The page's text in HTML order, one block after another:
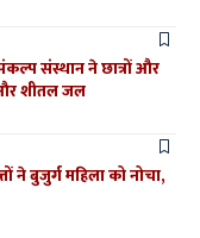
संस्थान ने छात्रों और
शीतल जल
बुजुर्ग महिला को नोचा,